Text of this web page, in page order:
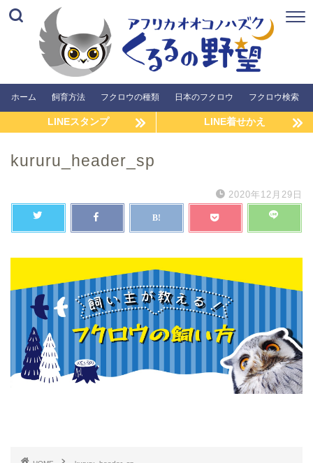
ホーム 飼育方法 フクロウの種類 日本のフクロウ フクロウ検索
LINEスタンプ LINE着せかえ
kururu_header_sp
2020年12月29日